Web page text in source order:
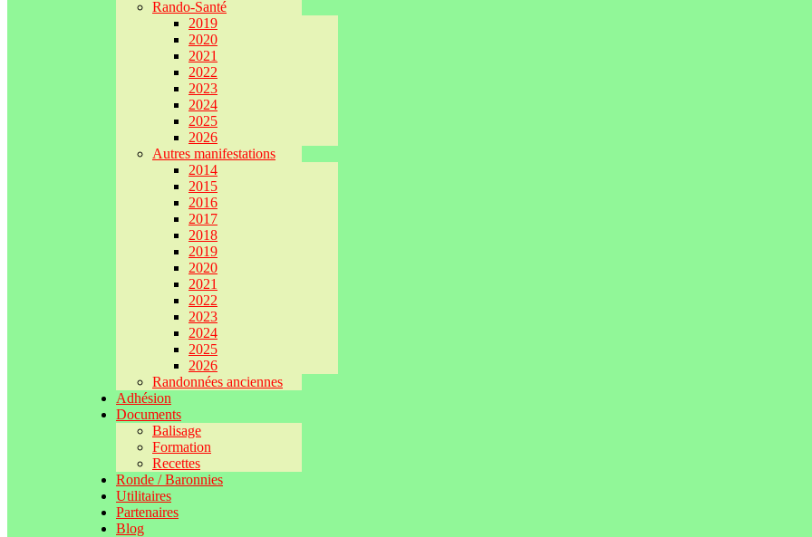
Rando-Santé
2019
2020
2021
2022
2023
2024
2025
2026
Autres manifestations
2014
2015
2016
2017
2018
2019
2020
2021
2022
2023
2024
2025
2026
Randonnées anciennes
Adhésion
Documents
Balisage
Formation
Recettes
Ronde / Baronnies
Utilitaires
Partenaires
Blog